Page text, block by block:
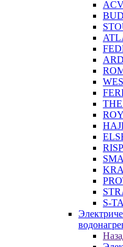
S-